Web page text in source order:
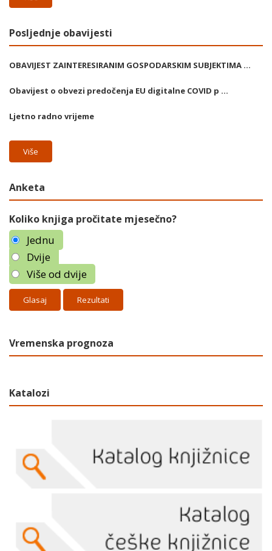
Posljednje obavijesti
OBAVIJEST ZAINTERESIRANIM GOSPODARSKIM SUBJEKTIMA ...
Obavijest o obvezi predočenja EU digitalne COVID p ...
Ljetno radno vrijeme
Više
Anketa
Koliko knjiga pročitate mjesečno?
Jednu
Dvije
Više od dvije
Rezultati
Vremenska prognoza
Katalozi